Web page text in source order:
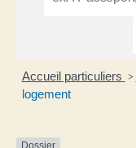
Accueil particuliers >
logement
Dossier